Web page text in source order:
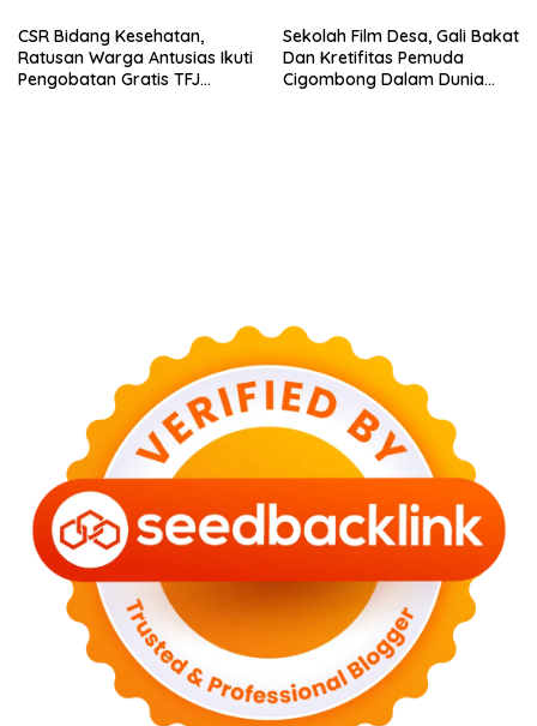
CSR Bidang Kesehatan,
Ratusan Warga Antusias Ikuti
Pengobatan Gratis TFJ
Sekolah Film Desa, Gali Bakat
Dan Kretifitas Pemuda
Cigombong Dalam Dunia